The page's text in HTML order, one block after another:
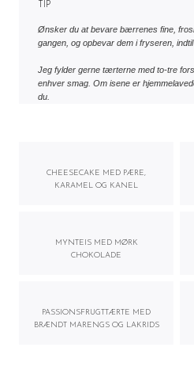
TIP
Ønsker du at bevare bærrenes fine,
gangen, og opbevar dem i fryseren,
Jeg fylder gerne tærterne med to-tre
enhver smag. Om isene er
du.
CHEESECAKE MED PÆRE,
KARAMEL OG KANEL
MYNTEIS MED MØRK
CHOKOLADE
PASSIONSFRUGTTÆRTE MED
BRÆNDT MARENGS OG LAKRIDS